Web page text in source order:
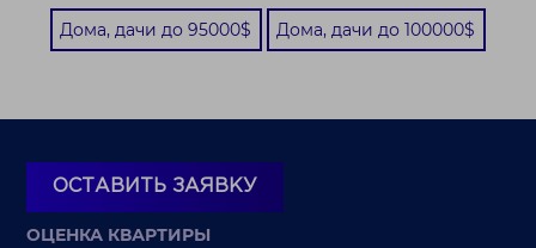
Дома, дачи до 95000$ Дома, дачи до 100000$
ОСТАВИТЬ ЗАЯВКУ
ОЦЕНКА КВАРТИРЫ